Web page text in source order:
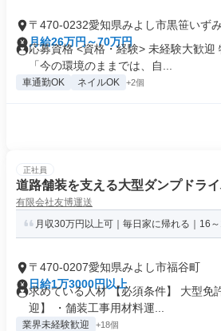
〒470-0232愛知県みよし市黒笹いずみ
月給26万円～70万円
応募資格 <資格・経験> 未経験大歓迎
「今の環境のままでは、自...
車通勤OK ネイルOK +2個
正社員
道路舗装を支える大型ダンプドラ
有限会社友博運送
月収30万円以上可｜毎日家に帰れる｜16
〒470-0207愛知県みよし市福谷町
日給1万3000円以上
求めている人材 【必須条件】 大型免
迎】 ・舗装工事用材料運...
業界未経験歓迎 +18個